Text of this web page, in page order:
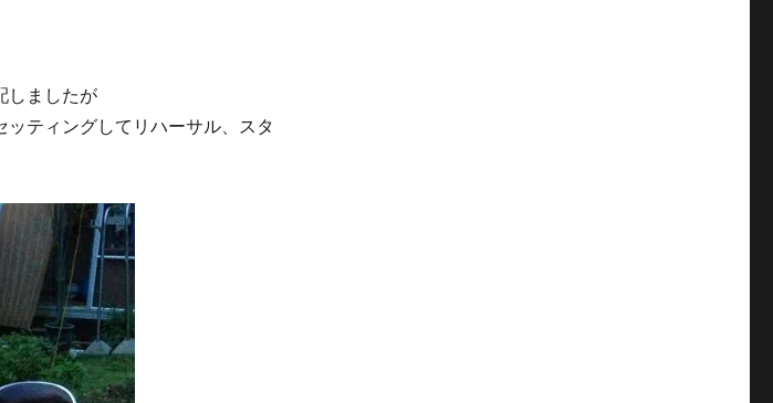
しましたが
ティングしてリハーサル、スタ